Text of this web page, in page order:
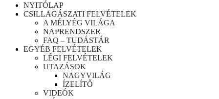
NYITÓLAP
CSILLAGÁSZATI FELVÉTELEK
A MÉLYÉG VILÁGA
NAPRENDSZER
FAQ – TUDÁSTÁR
EGYÉB FELVÉTELEK
LÉGI FELVÉTELEK
UTAZÁSOK
NAGYVILÁG
ÍZELÍTŐ
VIDEÓK